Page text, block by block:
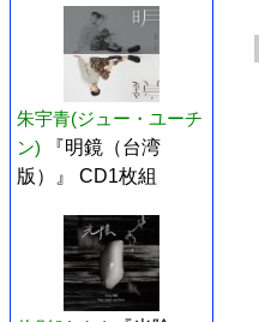
朱宇青(ジュー・ユーチ
ン)
『明鏡（台湾
版）』 CD1枚組